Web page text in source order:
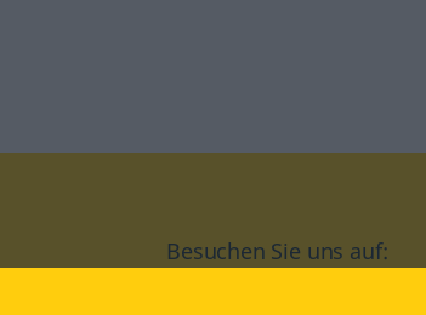
Besuchen Sie uns auf: